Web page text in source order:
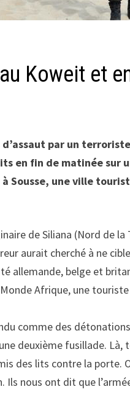
Koweit et
par un
en fin de matinée sur
Sousse, une ville
de Siliana (Nord de
aurait cherché à ne
allemande, belge et
Afrique, une
comme des
deuxième fusillade.
des lits contre la
nous ont dit que